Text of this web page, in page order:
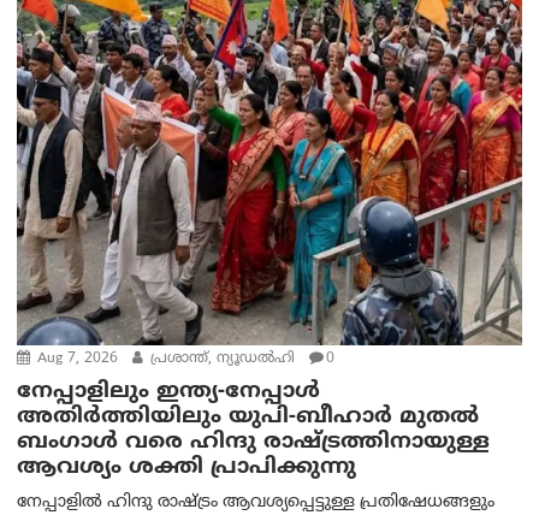
Aug 7, 2026 പ്രശാന്ത്, ന്യൂഡല്‍ഹി 0
നേപ്പാളിലും ഇന്ത്യ-നേപ്പാൾ
അതിർത്തിയിലും യുപി-ബീഹാർ മുതൽ
ബംഗാൾ വരെ ഹിന്ദു രാഷ്ട്രത്തിനായുള്ള
ആവശ്യം ശക്തി പ്രാപിക്കുന്നു
നേപ്പാളിൽ ഹിന്ദു രാഷ്ട്രം ആവശ്യപ്പെട്ടുള്ള പ്രതിഷേധങ്ങളും